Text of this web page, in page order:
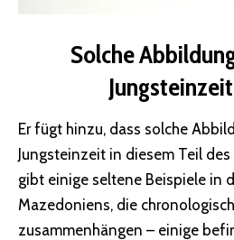
Solche
Er fügt hinzu, dass solche
Jungsteinzeit in diesem Teil
gibt einige seltene Beispiele in
Mazedoniens, die
zusammenhängen – einige